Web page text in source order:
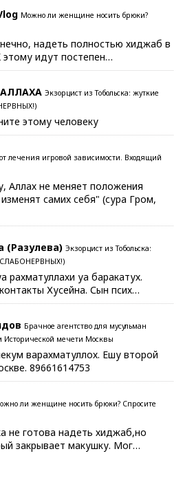
Можно ли женщине носить брюки?
надеть полностью хиджаб в
этому идут постепен…
Экзорцист из Тобольска: жуткие
этому человеку
лечения игровой зависимости. Входящий
Аллах не меняет положения
самих себя" (сура Гром,
(Разулева) Экзорцист из Тобольска:
СЛАБОНЕРВНЫХ!)
рахматуллахи уа баракатух.
Хусейна. Сын псих…
Брачное агентство для мусульман
Исторической мечети Москвы
варахматуллох. Ешу второй
89661614753
ли женщине носить брюки? Спросите
не готова надеть хиджаб,но
закрывает макушку. Мог…